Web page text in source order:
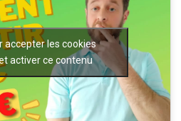
accepter les cookies
activer ce contenu